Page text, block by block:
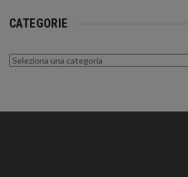
CATEGORIE
Categorie